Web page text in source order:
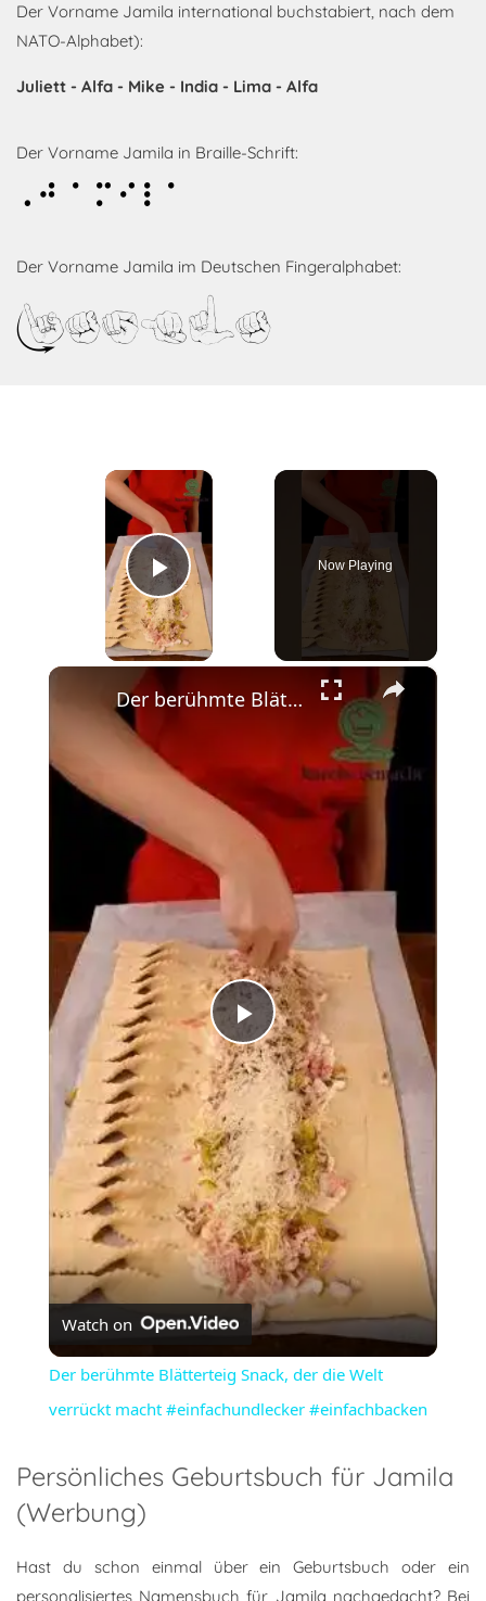
Der Vorname Jamila international buchstabiert, nach dem
NATO-Alphabet):
Juliett - Alfa - Mike - India - Lima - Alfa
Der Vorname Jamila in Braille-Schrift:
Jamila
Der Vorname Jamila im Deutschen Fingeralphabet:
Jamila
×
Play Video
Now Playing
×
Play
Video
Der berühmte Blätterteig Snack, der die Welt verrückt macht #einfachundlecker #einfachbacken
Watch on
Der berühmte Blätterteig Snack, der die Welt
verrückt macht #einfachundlecker #einfachbacken
Persönliches Geburtsbuch für Jamila
(Werbung)
Hast du schon einmal über ein Geburtsbuch oder ein
personalisiertes Namensbuch für Jamila nachgedacht? Bei